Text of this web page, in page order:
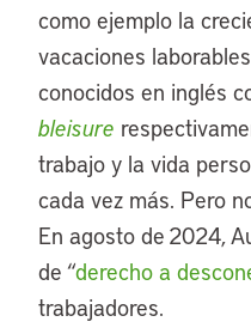
como ejemplo la
vacaciones
conocidos en inglés
bleisure
trabajo y la vida
cada vez más. Pero
En agosto de 2024,
de “derecho a
trabajadores.